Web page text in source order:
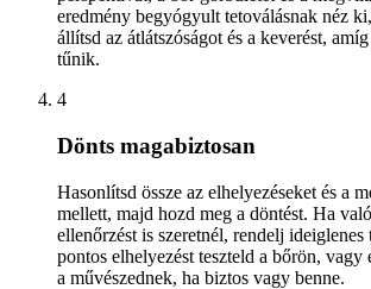
eredmény begyógyult tetoválásnak néz
állítsd az átlátszóságot és a keverést,
tűnik.
4
Dönts magabiztosan
Hasonlítsd össze az elhelyezéseket és a
mellett, majd hozd meg a döntést. Ha
ellenőrzést is szeretnél, rendelj ideiglenes
pontos elhelyezést teszteld a bőrön,
a művészednek, ha biztos vagy benne.